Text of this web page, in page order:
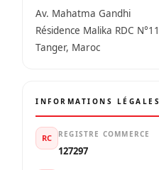
Av. Mahatma Gandhi
Résidence Malika RDC N°11
Tanger, Maroc
INFORMATIONS LÉGALES
RC REGISTRE COMMERCE
127297